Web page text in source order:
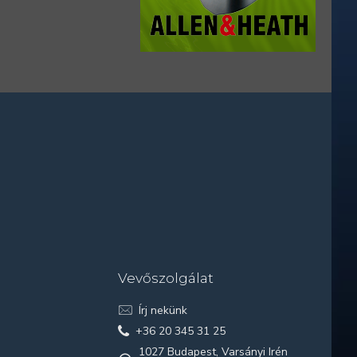
Vevőszolgálat
Írj nekünk
+36 20 345 31 25
1027 Budapest, Varsányi Irén